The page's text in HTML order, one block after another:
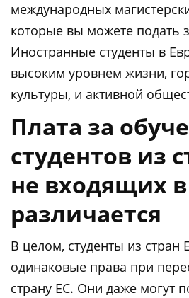
международных
которые вы можете подать
Иностранные студенты в
высоким уровнем жизни,
культуры, и активной
Плата за
студентов из
не входящих
различается
В целом, студенты из
одинаковые права при
страну ЕС. Они даже могут